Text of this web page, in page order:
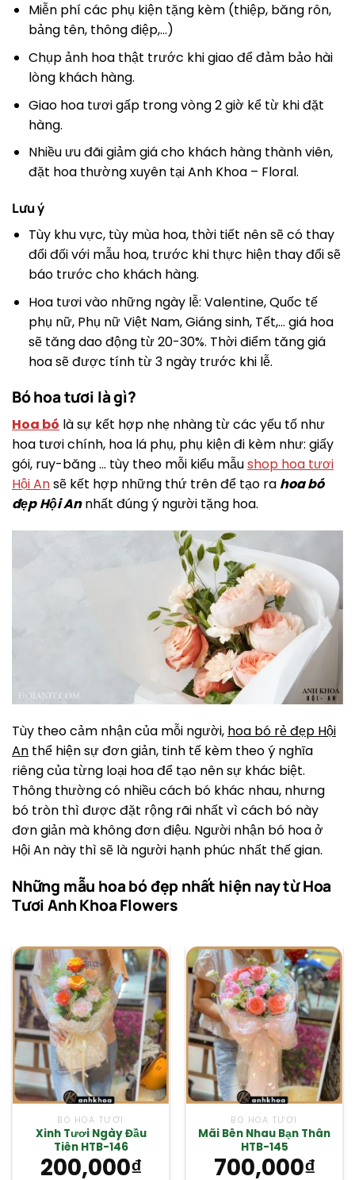
Miễn phí các phụ kiện tặng kèm (thiệp, băng rôn,
bảng tên, thông điệp,…)
Chụp ảnh hoa thật trước khi giao để đảm bảo hài
lòng khách hàng.
Giao hoa tươi gấp trong vòng 2 giờ kể từ khi đặt
hàng.
Nhiều ưu đãi giảm giá cho khách hàng thành viên,
đặt hoa thường xuyên tại Anh Khoa – Floral.
Lưu ý
Tùy khu vực, tùy mùa hoa, thời tiết nên sẽ có thay
đổi đối với mẫu hoa, trước khi thực hiện thay đổi sẽ
báo trước cho khách hàng.
Hoa tươi vào những ngày lễ: Valentine, Quốc tế
phụ nữ, Phụ nữ Việt Nam, Giáng sinh, Tết,… giá hoa
sẽ tăng dao động từ 20-30%. Thời điểm tăng giá
hoa sẽ được tính từ 3 ngày trước khi lễ.
Bó hoa tươi là gì?
Hoa bó là sự kết hợp nhẹ nhàng từ các yếu tố như
hoa tươi chính, hoa lá phụ, phụ kiện đi kèm như: giấy
gói, ruy-băng … tùy theo mỗi kiểu mẫushop hoa tươi
Hội Ansẽ kết hợp những thứ trên để tạo ra hoa bó
đẹp Hội Annhất đúng ý người tặng hoa.
Tùy theo cảm nhận của mỗi người, hoa bó rẻ đẹp Hội
An thể hiện sự đơn giản, tinh tế kèm theo ý nghĩa
riêng của từng loại hoa để tạo nên sự khác biệt.
Thông thường có nhiều cách bó khác nhau, nhưng
bó tròn thì được đặt rộng rãi nhất vì cách bó này
đơn giản mà không đơn điệu. Người nhận bó hoa ở
Hội An này thì sẽ là người hạnh phúc nhất thế gian.
Những mẫu hoa bó đẹp nhất hiện nay từ Hoa
Tươi Anh Khoa Flowers
BÓ HOA TƯƠI
Xinh Tươi Ngày Đầu
Tiên HTB-146
200,000₫
BÓ HOA TƯƠI
Mãi Bên Nhau Bạn Thân
HTB-145
700,000₫